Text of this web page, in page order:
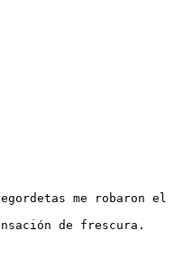
me robaron el
de frescura.